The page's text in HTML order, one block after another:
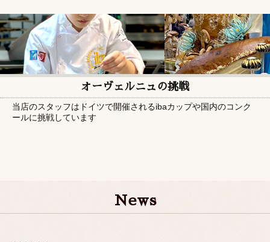
オーヴェルニュの挑戦
当店のスタッフはドイツで開催されるibaカップや国内のコンク
ールに挑戦しています
News